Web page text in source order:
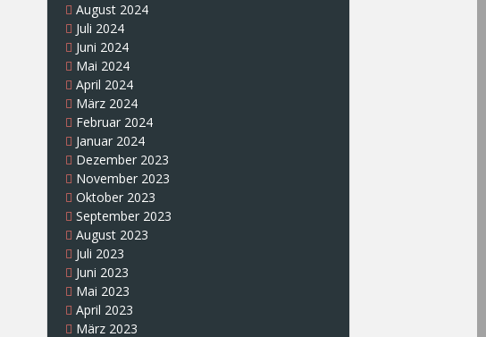
August 2024
Juli 2024
Juni 2024
Mai 2024
April 2024
März 2024
Februar 2024
Januar 2024
Dezember 2023
November 2023
Oktober 2023
September 2023
August 2023
Juli 2023
Juni 2023
Mai 2023
April 2023
März 2023